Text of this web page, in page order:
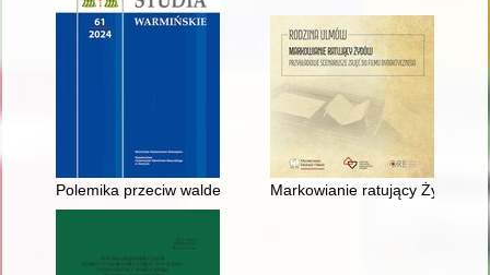
Polemika przeciw waldensom w "Expositio Symboli
Markowianie ratujący Żydów :